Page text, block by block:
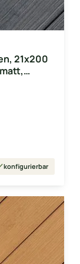
21x200
konfigurierbar